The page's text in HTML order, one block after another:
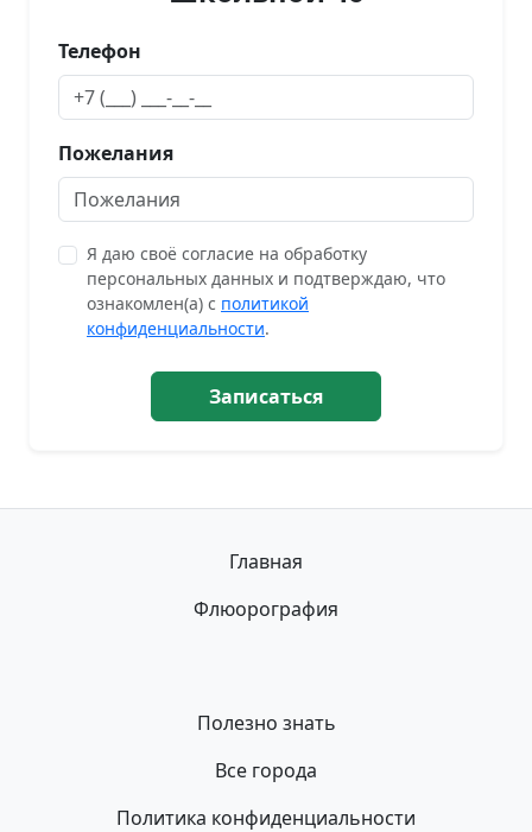
Телефон
Пожелания
Я даю своё согласие на обработку
персональных данных и подтверждаю, что
ознакомлен(а) с политикой
конфиденциальности.
Записаться
Главная
Флюорография
Полезно знать
Все города
Политика конфиденциальности